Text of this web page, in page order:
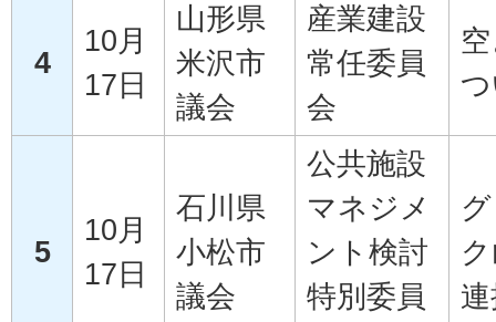
4
10月
17日
山形県
米沢市
議会
産業建設
常任委員
会
5
10月
17日
石川県
小松市
議会
公共施設
マネジメ
ント検討
特別委員